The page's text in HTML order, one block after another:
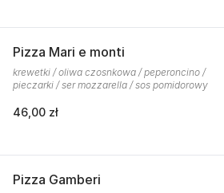
Pizza Mari e monti
krewetki / oliwa czosnkowa / peperoncino /
pieczarki / ser mozzarella / sos pomidorowy
46,00 zł
Pizza Gamberi